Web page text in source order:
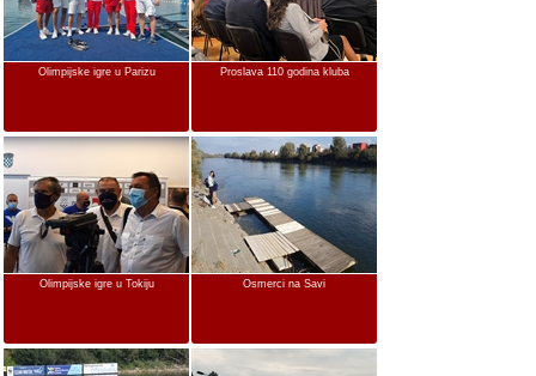
Olimpijske igre u Parizu Proslava 110 godina kluba
Olimpijske igre u Tokiju Osmerci na Savi